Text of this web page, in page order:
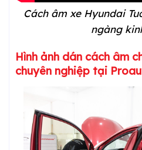
Cách âm xe Hyundai
ngàng
Hình ảnh dán cách âm
chuyên nghiệp tại